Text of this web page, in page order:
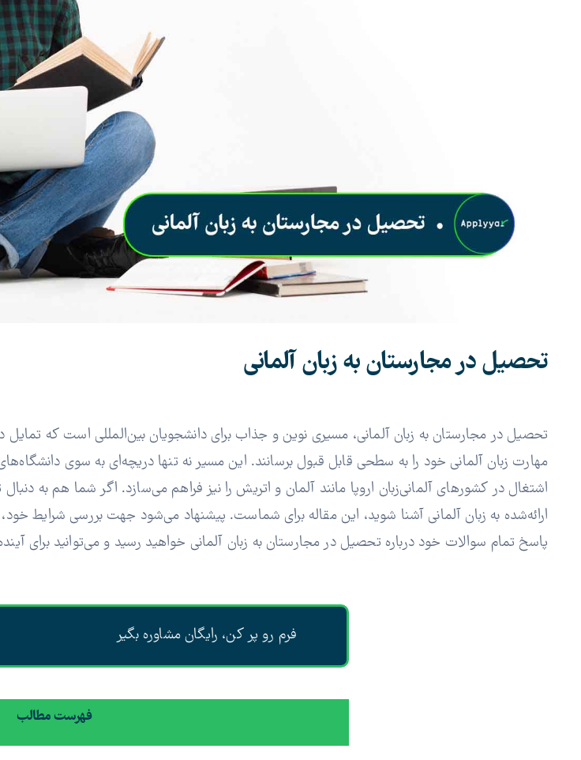
تحصیل در مجارستان به زبان آلمانی
تحصیل در مجارستان به زبان آلمانی، مسیری نوین و جذاب برای دانشجویان بین‌المللی است که تمایل
مهارت زبان آلمانی خود را به سطحی قابل قبول برسانند. این مسیر نه تنها دریچه‌ای به سوی
اشتغال در کشورهای آلمانی‌زبان اروپا مانند آلمان و اتریش را نیز فراهم می‌سازد. اگر شما هم به
ارائه‌شده به زبان آلمانی آشنا شوید، این مقاله برای شماست. پیشنهاد می‌شود جهت بررسی شرایط خود،
پاسخ تمام سوالات خود درباره تحصیل در مجارستان به زبان آلمانی خواهید رسید و می‌توانید برای
فرم رو پر کن، رایگان مشاوره بگیر
فهرست مطالب